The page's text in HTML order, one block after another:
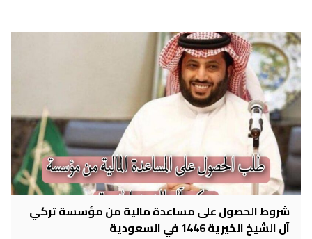
شروط الحصول على مساعدة مالية من مؤسسة تركي
آل الشيخ الخيرية 1446 في السعودية